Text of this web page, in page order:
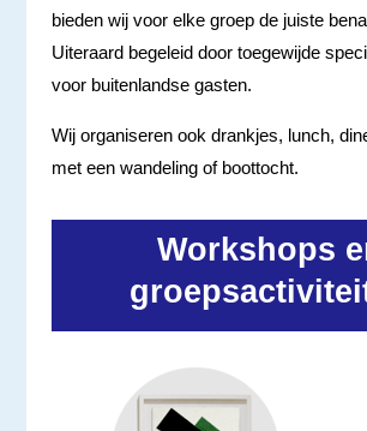
bieden wij voor elke groep de juiste
Uiteraard begeleid door toegewijde
voor buitenlandse gasten.
Wij organiseren ook drankjes, lunch,
met een wandeling of boottocht.
Workshops